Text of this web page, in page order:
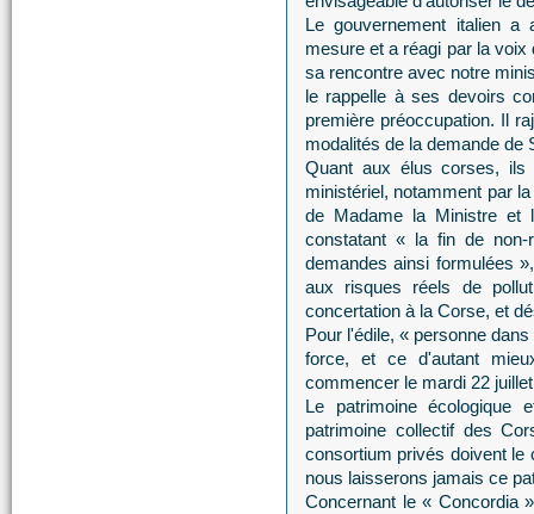
Le gouvernement italien
mesure et a réagi par la
sa rencontre avec notre
le rappelle à ses devoirs
première préoccupation. Il
modalités de la demande de
Quant aux élus corses, ils
ministériel, notamment par
de Madame la Ministre et
constatant « la fin de non-
demandes ainsi formulées
aux risques réels de
concertation à la Corse, et
Pour l'édile, « personne
force, et ce d'autant
commencer le mardi 22
Le patrimoine écologique
patrimoine collectif des
consortium privés doivent le
nous laisserons jamais ce
Concernant le « Concordia